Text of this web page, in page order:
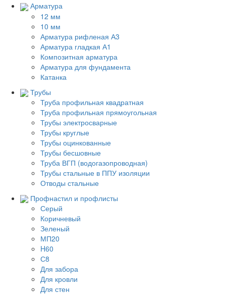
Арматура
12 мм
10 мм
Арматура рифленая А3
Арматура гладкая А1
Композитная арматура
Арматура для фундамента
Катанка
Трубы
Труба профильная квадратная
Труба профильная прямоугольная
Трубы электросварные
Трубы круглые
Трубы оцинкованные
Трубы бесшовные
Труба ВГП (водогазопроводная)
Трубы стальные в ППУ изоляции
Отводы стальные
Профнастил и профлисты
Серый
Коричневый
Зеленый
МП20
H60
С8
Для забора
Для кровли
Для стен